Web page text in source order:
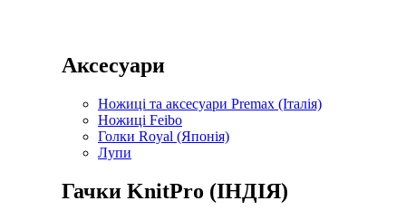
Аксесуари
Ножиці та аксесуари Premax (Італія)
Ножиці Feibo
Голки Royal (Японія)
Лупи
Гачки KnitPro (ІНДІЯ)